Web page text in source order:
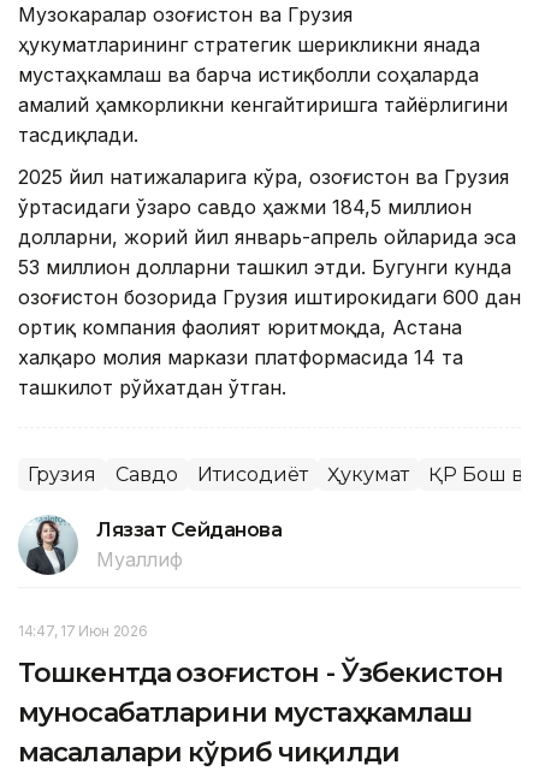
Музокаралар Қозоғистон ва Грузия
ҳукуматларининг стратегик шерикликни янада
мустаҳкамлаш ва барча истиқболли соҳаларда
амалий ҳамкорликни кенгайтиришга тайёрлигини
тасдиқлади.
2025 йил натижаларига кўра, Қозоғистон ва Грузия
ўртасидаги ўзаро савдо ҳажми 184,5 миллион
долларни, жорий йил январь-апрель ойларида эса
53 миллион долларни ташкил этди. Бугунги кунда
Қозоғистон бозорида Грузия иштирокидаги 600 дан
ортиқ компания фаолият юритмоқда, Астана
халқаро молия маркази платформасида 14 та
ташкилот рўйхатдан ўтган.
Грузия Савдо Иқтисодиёт Ҳукумат ҚР Бош
Ляззат Сейданова
Муаллиф
14:47, 17 Июн 2026
Тошкентда Қозоғистон - Ўзбекистон
муносабатларини мустаҳкамлаш
масалалари кўриб чиқилди